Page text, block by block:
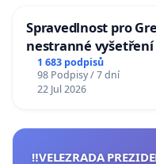
Spravedlnost pro
nestranné vyšetření
1 683 podpisů
98 Podpisy / 7 dní
22 Jul 2026
‼️VELEZRADA